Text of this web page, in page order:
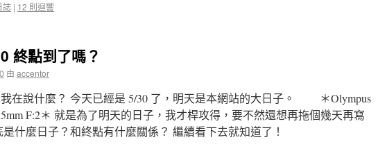
誌 | 12 則迴響
終點到了嗎？
由 accentor
在說什麼？ 今天已經是 5/30 了，明天是本網站的大日子。 ＊Olympus
F:2＊ 就是為了明天的日子，我才桿攻得，要不然還想再拖個幾天再寫
什麼日子？和終點有什麼關係？ 繼續看下去就知道了！